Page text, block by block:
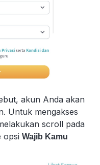
akun Anda akan
Untuk mengakses
scroll pada
opsi Wajib Kamu